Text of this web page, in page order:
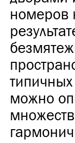
номеров
можно